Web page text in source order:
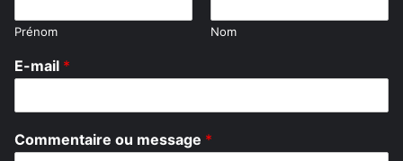
Prénom Nom
*
E
a
l
E-mail *
Commentaire ou message *